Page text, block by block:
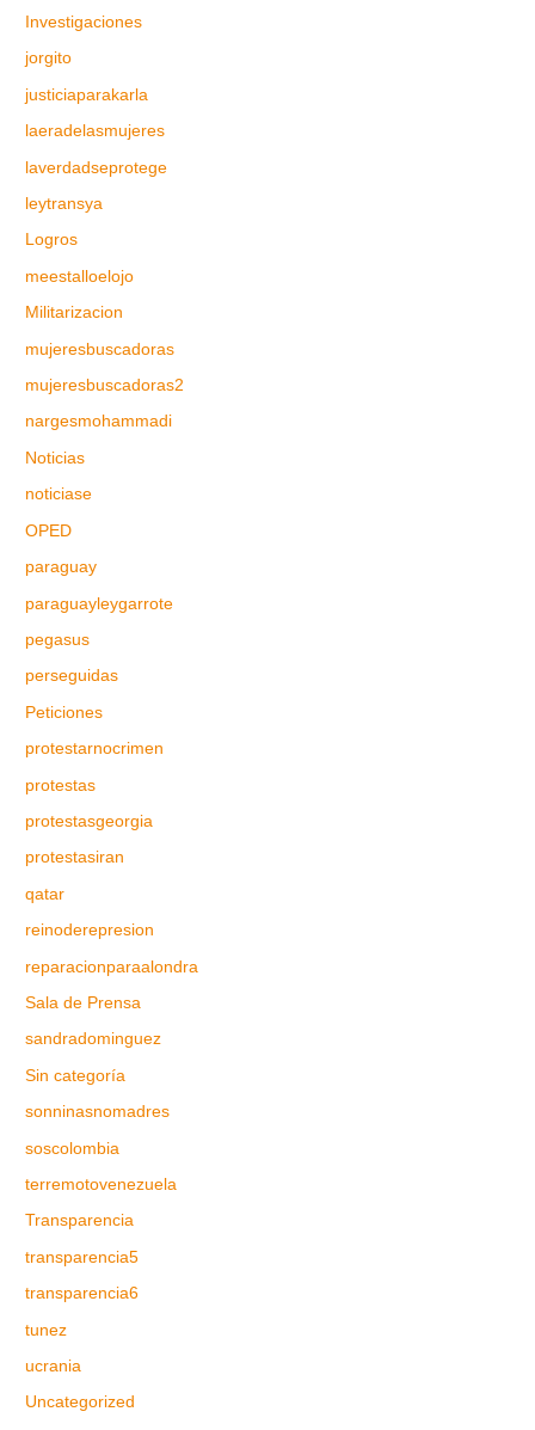
Investigaciones
jorgito
justiciaparakarla
laeradelasmujeres
laverdadseprotege
leytransya
Logros
meestalloelojo
Militarizacion
mujeresbuscadoras
mujeresbuscadoras2
nargesmohammadi
Noticias
noticiase
OPED
paraguay
paraguayleygarrote
pegasus
perseguidas
Peticiones
protestarnocrimen
protestas
protestasgeorgia
protestasiran
qatar
reinoderepresion
reparacionparaalondra
Sala de Prensa
sandradominguez
Sin categoría
sonninasnomadres
soscolombia
terremotovenezuela
Transparencia
transparencia5
transparencia6
tunez
ucrania
Uncategorized